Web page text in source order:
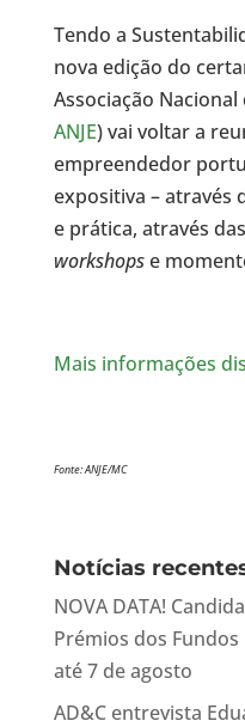
Tendo a
nova edição do
Associação
ANJE) vai voltar a
empreendedor
expositiva – através
e prática, através das
workshopse
Mais informações
Fonte: ANJE/MC
Notícias
NOVA DATA!
Prémios dos
até 7 de agosto
AD&C entrevista